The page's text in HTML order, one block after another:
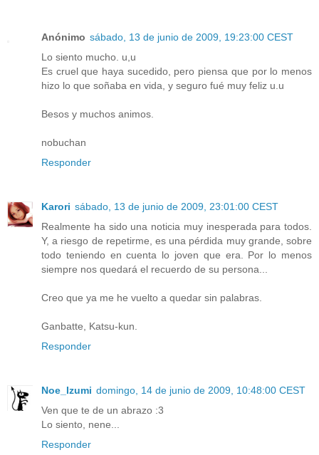
Anónimo sábado, 13 de junio de 2009, 19:23:00 CEST
Lo siento mucho. u,u
Es cruel que haya sucedido, pero piensa que por lo menos
hizo lo que soñaba en vida, y seguro fué muy feliz u.u
Besos y muchos animos.
nobuchan
Responder
Karori sábado, 13 de junio de 2009, 23:01:00 CEST
Realmente ha sido una noticia muy inesperada para todos.
Y, a riesgo de repetirme, es una pérdida muy grande, sobre
todo teniendo en cuenta lo joven que era. Por lo menos
siempre nos quedará el recuerdo de su persona...
Creo que ya me he vuelto a quedar sin palabras.
Ganbatte, Katsu-kun.
Responder
Noe_Izumi domingo, 14 de junio de 2009, 10:48:00 CEST
Ven que te de un abrazo :3
Lo siento, nene...
Responder